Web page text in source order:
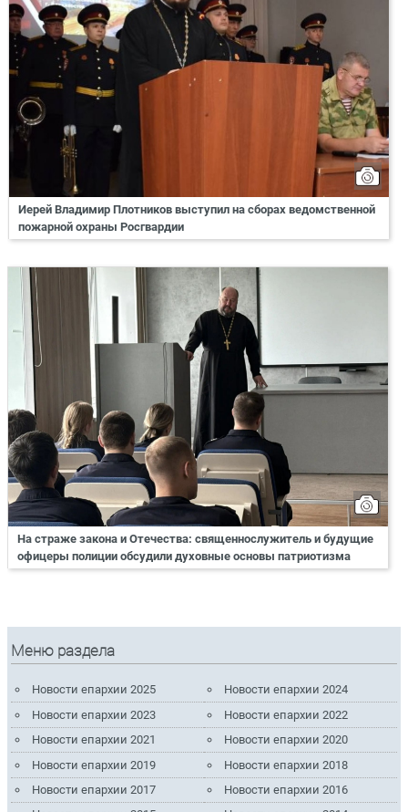
Иерей Владимир Плотников выступил на сборах ведомственной
пожарной охраны Росгвардии
На страже закона и Отечества: священнослужитель и будущие
офицеры полиции обсудили духовные основы патриотизма
Меню раздела
Новости епархии 2025
Новости епархии 2024
Новости епархии 2023
Новости епархии 2022
Новости епархии 2021
Новости епархии 2020
Новости епархии 2019
Новости епархии 2018
Новости епархии 2017
Новости епархии 2016